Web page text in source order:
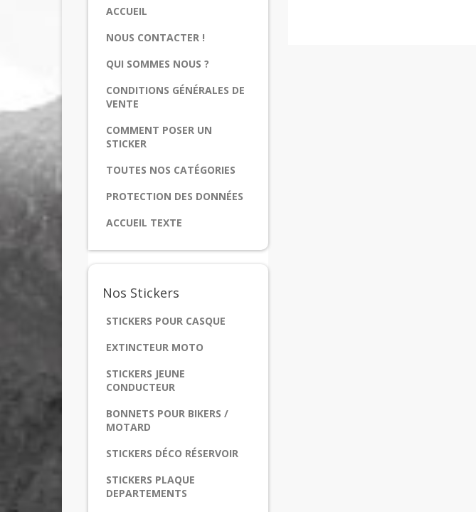
ACCUEIL
NOUS CONTACTER !
QUI SOMMES NOUS ?
CONDITIONS GÉNÉRALES DE
VENTE
COMMENT POSER UN
STICKER
TOUTES NOS CATÉGORIES
PROTECTION DES DONNÉES
ACCUEIL TEXTE
Nos Stickers
STICKERS POUR CASQUE
EXTINCTEUR MOTO
STICKERS JEUNE
CONDUCTEUR
BONNETS POUR BIKERS /
MOTARD
STICKERS DÉCO RÉSERVOIR
STICKERS PLAQUE
DEPARTEMENTS